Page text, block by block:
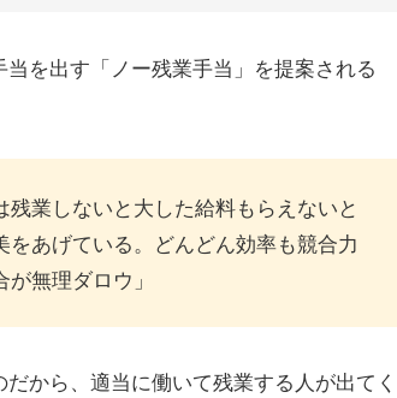
を出す「ノー残業手当」を提案される
残業しないと大した給料もらえないと
あげている。どんどん効率も競合力
無理ダロウ」
から、適当に働いて残業する人が出てく